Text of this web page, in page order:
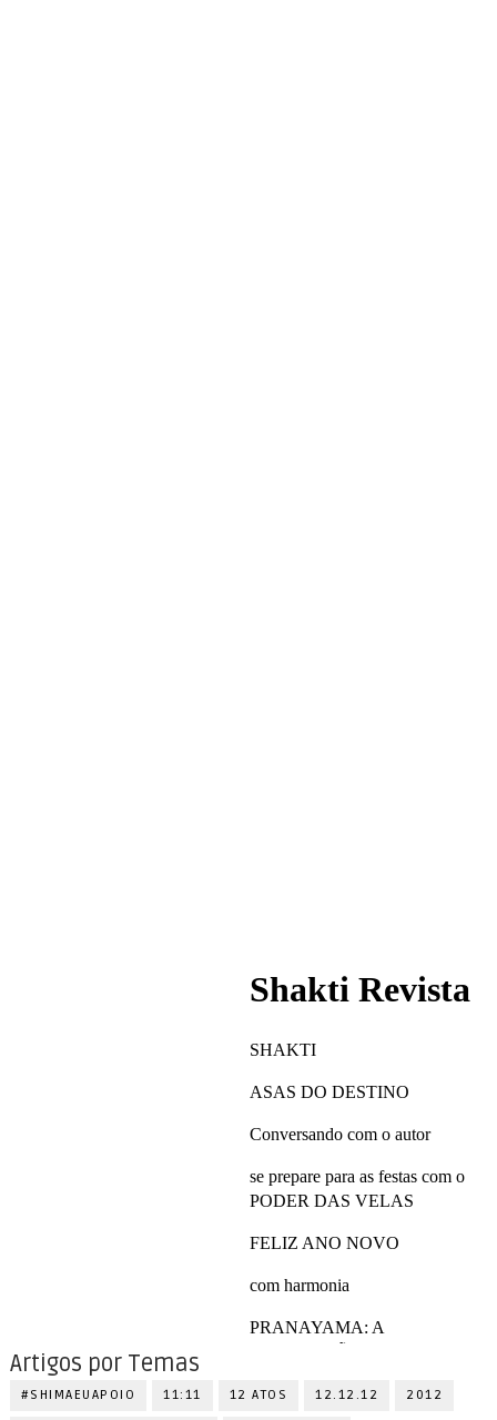
Artigos por Temas
#SHIMAEUAPOIO 11:11 12 ATOS 12.12.12 2012